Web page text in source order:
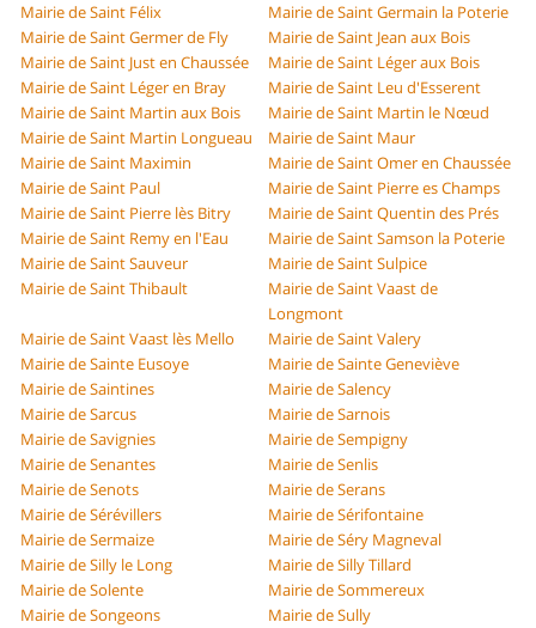
Mairie de Saint Félix
Mairie de Saint Germain la Poterie
Mairie de Saint Germer de Fly
Mairie de Saint Jean aux Bois
Mairie de Saint Just en Chaussée
Mairie de Saint Léger aux Bois
Mairie de Saint Léger en Bray
Mairie de Saint Leu d'Esserent
Mairie de Saint Martin aux Bois
Mairie de Saint Martin le Nœud
Mairie de Saint Martin Longueau
Mairie de Saint Maur
Mairie de Saint Maximin
Mairie de Saint Omer en Chaussée
Mairie de Saint Paul
Mairie de Saint Pierre es Champs
Mairie de Saint Pierre lès Bitry
Mairie de Saint Quentin des Prés
Mairie de Saint Remy en l'Eau
Mairie de Saint Samson la Poterie
Mairie de Saint Sauveur
Mairie de Saint Sulpice
Mairie de Saint Thibault
Mairie de Saint Vaast de
Longmont
Mairie de Saint Vaast lès Mello
Mairie de Saint Valery
Mairie de Sainte Eusoye
Mairie de Sainte Geneviève
Mairie de Saintines
Mairie de Salency
Mairie de Sarcus
Mairie de Sarnois
Mairie de Savignies
Mairie de Sempigny
Mairie de Senantes
Mairie de Senlis
Mairie de Senots
Mairie de Serans
Mairie de Sérévillers
Mairie de Sérifontaine
Mairie de Sermaize
Mairie de Séry Magneval
Mairie de Silly le Long
Mairie de Silly Tillard
Mairie de Solente
Mairie de Sommereux
Mairie de Songeons
Mairie de Sully